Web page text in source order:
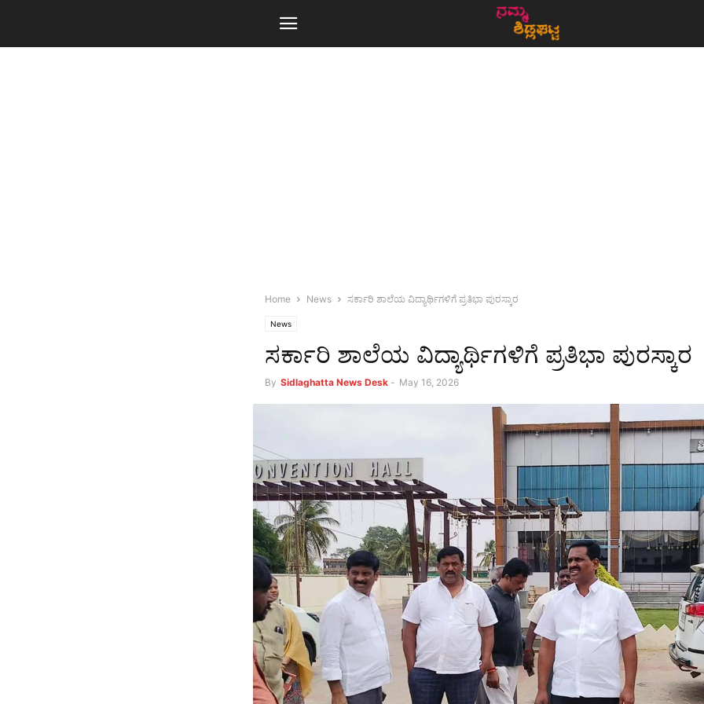
Home News ಸರ್ಕಾರಿ ಶಾಲೆಯ ವಿದ್ಯಾರ್ಥಿಗಳಿಗೆ ಪ್ರತಿಭಾ ಪುರಸ್ಕಾರ
News
ಸರ್ಕಾರಿ ಶಾಲೆಯ ವಿದ್ಯಾರ್ಥಿಗಳಿಗೆ ಪ್ರತಿಭಾ ಪುರಸ್ಕಾರ
By Sidlaghatta News Desk - May 16, 2026